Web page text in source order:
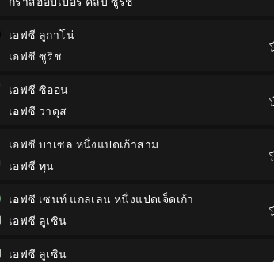
เอฟซี ลูกาโน่
เอฟซี ซูริช
เอฟซี ซิออน
เอฟซี วาดุส
เอฟซี บาเซล หนึ่งแปดเก้าสาม
เอฟซี ทุน
เอฟซี เซนท์ แกลเลน หนึ่งแปดเจ็ดเก้า
เอฟซี ลูเซิน
เอฟซี ลูเซิน